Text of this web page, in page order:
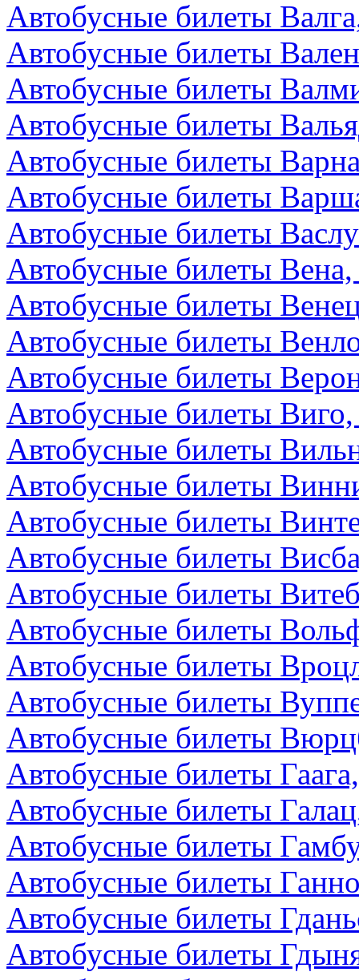
Автобусные билеты
Автобусные билеты
Автобусные билеты
Автобусные билеты
Автобусные билеты
Автобусные билеты
Автобусные билеты
Автобусные билеты
Автобусные билеты
Автобусные билеты
Автобусные билеты
Автобусные билеты
Автобусные билеты
Автобусные билеты
Автобусные билеты
Автобусные билеты
Автобусные билеты
Автобусные билеты
Автобусные билеты
Автобусные билеты
Автобусные билеты
Автобусные билеты
Автобусные билеты
Автобусные билеты
Автобусные билеты
Автобусные билеты
Автобусные билеты